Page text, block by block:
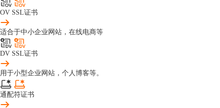
OV SSL证书
适合于中小企业网站，在线电商等
DV SSL证书
用于小型企业网站，个人博客等。
通配符证书